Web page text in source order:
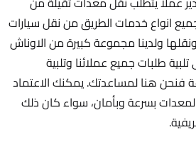
انواع خدمات الطريق من نقل سيارات
ولدينا مجموعة كبيرة من الاوناش
طلبات جميع عملائنا وتلبية
فنحن هنا لمساعدتك. يمكنك الاعتماد
بسرعة وبأمان، سواء كان ذلك